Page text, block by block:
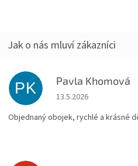
PK Pavla Khomová
Hodnocení obchodu je
13.5.2026
Objednaný obojek, rychlé a krásné